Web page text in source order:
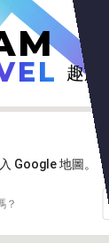
趣旅行
Google 地圖。
？